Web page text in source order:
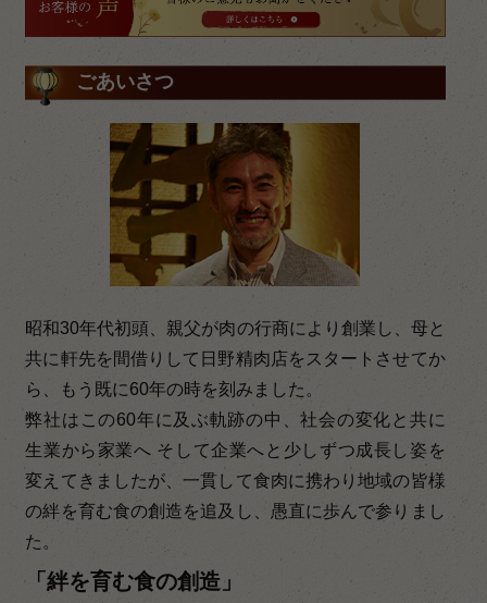
ごあいさつ
昭和30年代初頭、親父が肉の行商により創業し、母と
共に軒先を間借りして日野精肉店をスタートさせてか
ら、もう既に60年の時を刻みました。
弊社はこの60年に及ぶ軌跡の中、社会の変化と共に
生業から家業へ そして企業へと少しずつ成長し姿を
変えてきましたが、一貫して食肉に携わり地域の皆様
の絆を育む食の創造を追及し、愚直に歩んで参りまし
た。
「絆を育む食の創造」